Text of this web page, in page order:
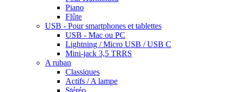
Piano
Flûte
USB - Pour smartphones et tablettes
USB - Mac ou PC
Lightning / Micro USB / USB C
Mini-jack 3,5 TRRS
A ruban
Classiques
Actifs / A lampe
Stéréo